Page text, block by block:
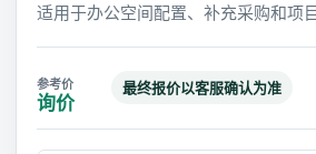
适用于办公空间配置、补充采购和项
询价
最终报价以客服确认为准